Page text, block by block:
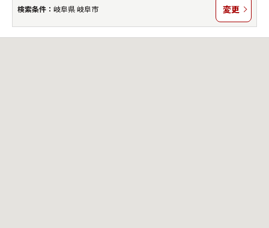
検索条件： 岐阜県 岐阜市 変更